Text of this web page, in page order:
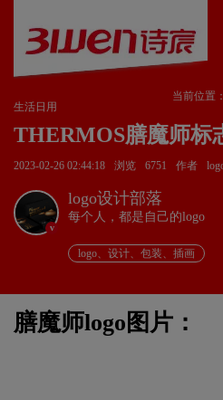
当前位置：
生活日用
THERMOS膳魔师标
2023-02-26 02:44:18 浏览 6751 作者
v
logo设计部落
每个人，都是自己的logo
logo、设计、包装、插画
膳魔师logo图片：